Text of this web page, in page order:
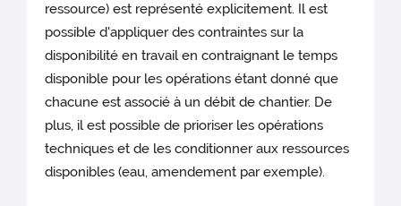
ressource) est représenté explicitement. Il est
possible d'appliquer des contraintes sur la
disponibilité en travail en contraignant le temps
disponible pour les opérations étant donné que
chacune est associé à un débit de chantier. De
plus, il est possible de prioriser les opérations
techniques et de les conditionner aux ressources
disponibles (eau, amendement par exemple).